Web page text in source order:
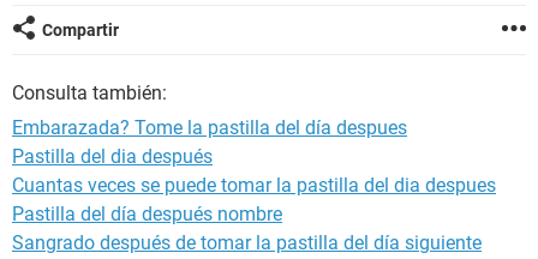
Compartir
Consulta también:
Embarazada? Tome la pastilla del día despues
Pastilla del dia después
Cuantas veces se puede tomar la pastilla del dia despues
Pastilla del día después nombre
Sangrado después de tomar la pastilla del día siguiente